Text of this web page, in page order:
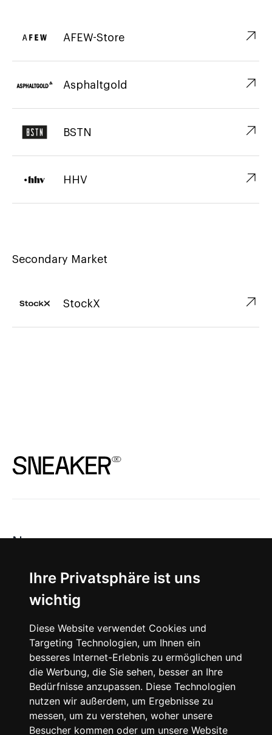
Ihre Privatsphäre ist uns
wichtig
Diese Website verwendet Cookies und
Targeting Technologien, um Ihnen ein
besseres Internet-Erlebnis zu ermöglichen und
die Werbung, die Sie sehen, besser an Ihre
Bedürfnisse anzupassen. Diese Technologien
nutzen wir außerdem, um Ergebnisse zu
messen, um zu verstehen, woher unsere
Besucher kommen oder um unsere Website
AFEW-Store ↗︎
Asphaltgold ↗︎
BSTN ↗︎
HHV ↗︎
Secondary Market
StockX ↗︎
News
About
Instagram
Facebook
© 2024 SNEAKERᴰᴱ, All rights reserved.